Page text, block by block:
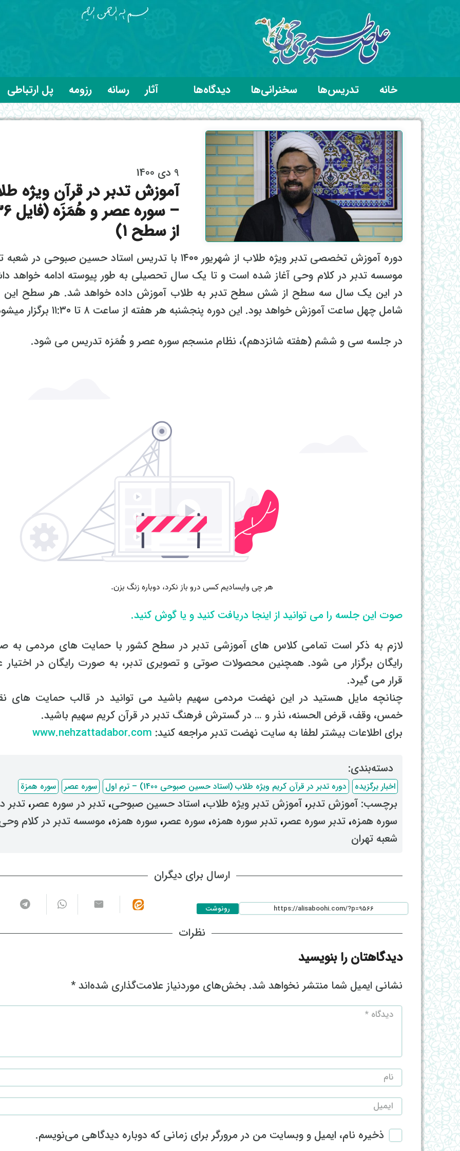
خانه تدریس‌ها سخنرانی‌ها دیدگاه‌ها آثار رسانه رزومه پل ارتباطی
9 دی 1400
آموزش تدبر در قرآن ویژه
– سوره
از سطح ۱)
دوره آموزش تخصصی تدبر ویژه طلاب از شهریور ۱۴۰۰ با تدریس استاد حسین صبوحی در
موسسه تدبر در کلام وحی آغاز شده است و تا یک سال تحصیلی به طور پیوسته ادامه خواهد
در این یک سال سه سطح از شش سطح تدبر به طلاب آموزش داده خواهد شد. هر سطح این
شامل چهل ساعت آموزش خواهد بود. این دوره پنجشنبه هر هفته از ساعت ۸ تا ۱۱:۳۰ برگزار میشود.
در جلسه سی و ششم (هفته شانزدهم)، نظام منسجم سوره عصر و هُمَزه تدریس می شود.
صوت این جلسه را می توانید از اینجا دریافت کنید و یا گوش کنید.
لازم به ذکر است تمامی کلاس های آموزشی تدبر در سطح کشور با حمایت های مردمی به
رایگان برگزار می شود. همچنین محصولات صوتی و تصویری تدبر، به صورت رایگان در اختیار
قرار می گیرد.
چنانچه مایل هستید در این نهضت مردمی سهیم باشید می توانید در قالب حمایت های
خمس، وقف، قرض الحسنه، نذر و … در گسترش فرهنگ تدبر در قرآن کریم سهیم باشید.
برای اطلاعات بیشتر لطفا به سایت نهضت تدبر مراجعه کنید: www.nehzattadabor.com
دسته‌بندی: ‌
اخبار برگزیده دوره تدبر در قرآن کریم ویژه طلاب (استاد حسین صبوحی 1400) – ترم اول سوره عصر سوره همزة
برچسب: ‌ آموزش تدبر، ‌ آموزش تدبر ویژه طلاب، ‌ استاد حسین صبوحی، ‌ تدبر در سوره عصر، ‌ تدبر
سوره همزه، ‌ تدبر سوره عصر، ‌ تدبر سوره همزه، ‌ سوره عصر، ‌ سوره همزه، ‌ موسسه تدبر در کلام
شعبه تهران
ارسال برای دیگران
رونوشت
نظرات
دیدگاهتان را بنویسید
نشانی ایمیل شما منتشر نخواهد شد. بخش‌های موردنیاز علامت‌گذاری شده‌اند*
ذخیره نام، ایمیل و وبسایت من در مرورگر برای زمانی که دوباره دیدگاهی می‌نویسم.